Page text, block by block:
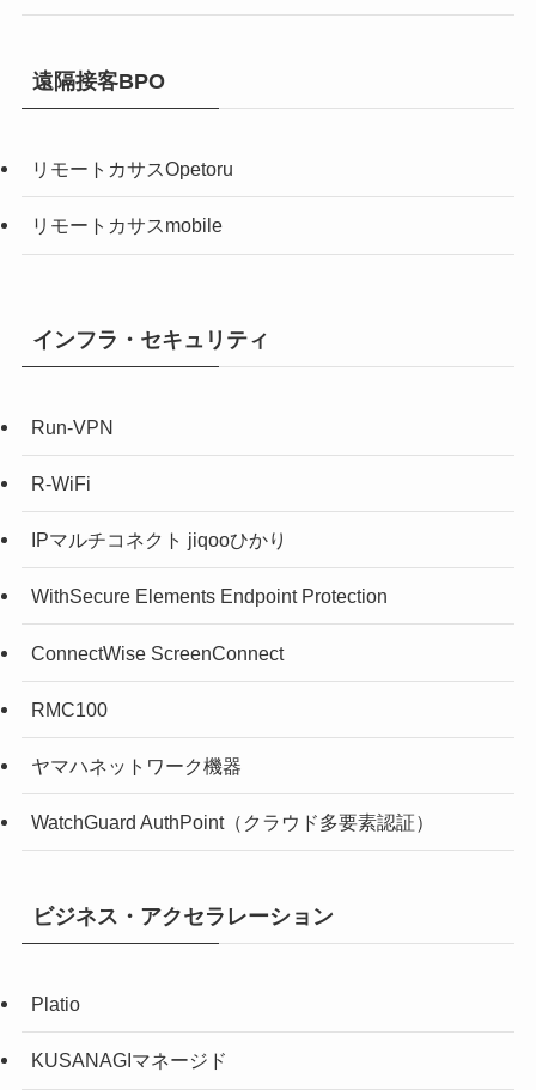
遠隔接客BPO
リモートカサスOpetoru
リモートカサスmobile
インフラ・セキュリティ
Run-VPN
R-WiFi
IPマルチコネクト jiqooひかり
WithSecure Elements Endpoint Protection
ConnectWise ScreenConnect
RMC100
ヤマハネットワーク機器
WatchGuard AuthPoint（クラウド多要素認証）
ビジネス・アクセラレーション
Platio
KUSANAGIマネージド